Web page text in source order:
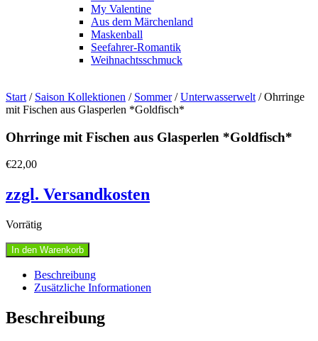
My Valentine
Aus dem Märchenland
Maskenball
Seefahrer-Romantik
Weihnachtsschmuck
Start / Saison Kollektionen / Sommer/Unterwasserwelt / Ohrringe
mit Fischen aus Glasperlen *Goldfisch*
Ohrringe mit Fischen aus Glasperlen *Goldfisch*
€22,00
zzgl. Versandkosten
Vorrätig
Ohrringe
mit
Fischen
*Goldfisch*
Menge
In den Warenkorb
Beschreibung
Zusätzliche Informationen
Beschreibung